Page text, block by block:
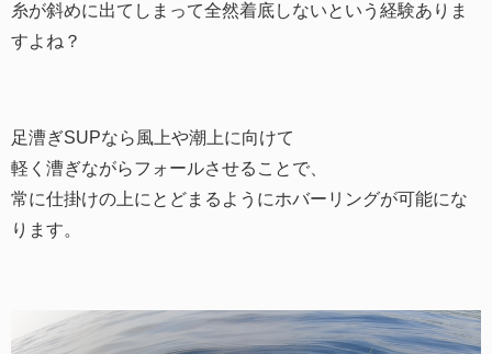
糸が斜めに出てしまって全然着底しないという経験ありま
すよね？
足漕ぎSUPなら風上や潮上に向けて
軽く漕ぎながらフォールさせることで、
常に仕掛けの上にとどまるようにホバーリングが可能にな
ります。